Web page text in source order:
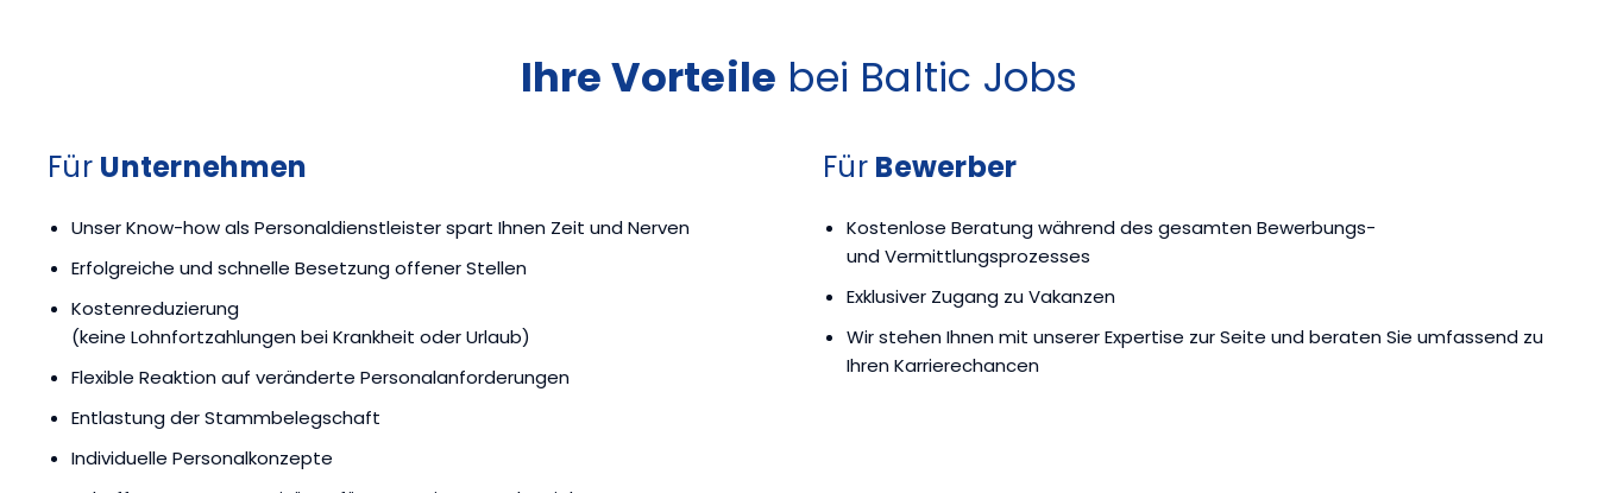
Ihre Vorteile bei Baltic Jobs
Für Unternehmen
Unser Know-how als Personal­dienstleister spart Ihnen Zeit und Nerven
Erfolgreiche und schnelle Besetzung offener Stellen
Kostenreduzierung
(keine Lohnfortzahlungen bei Krankheit oder Urlaub)
Flexible Reaktion auf veränderte Personalanforderungen
Entlastung der Stammbelegschaft
Individuelle Personalkonzepte
Für Bewerber
Kostenlose Beratung während des gesamten Bewerbungs-
und Vermittlungsprozesses
Exklusiver Zugang zu Vakanzen
Wir stehen Ihnen mit unserer Expertise zur Seite und beraten Sie umfassend zu
Ihren Karrierechancen